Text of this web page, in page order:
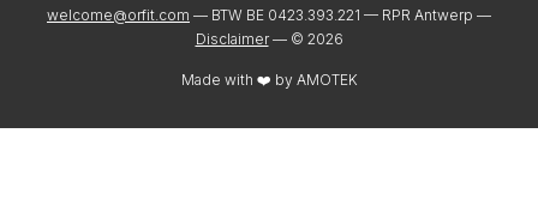
welcome@orfit.com — BTW BE 0423.393.221 — RPR Antwerp —
Disclaimer — © 2026
Made with ❤️ by AMOTEK